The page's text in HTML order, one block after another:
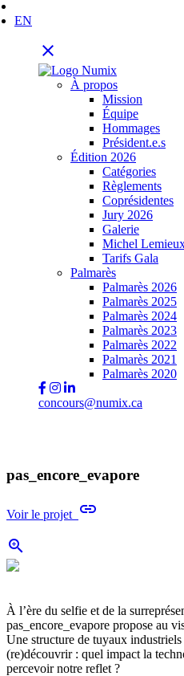
EN
close
À propos
Mission
Équipe
Hommages
Président.e.s
Édition 2026
Catégories
Règlements
Coprésidentes
Jury 2026
Galerie
Michel
Tarifs Gala
Palmarès
Palmarès 2026
Palmarès 2025
Palmarès 2024
Palmarès 2023
Palmarès 2022
Palmarès 2021
Palmarès 2020
concours@numix.ca
pas_encore_evapore
Voir le projet link
zoom_in
À l’ère du selfie et de la
pas_encore_evapore propose au
Une structure de tuyaux
(re)découvrir : quel impact la
percevoir notre reflet ?